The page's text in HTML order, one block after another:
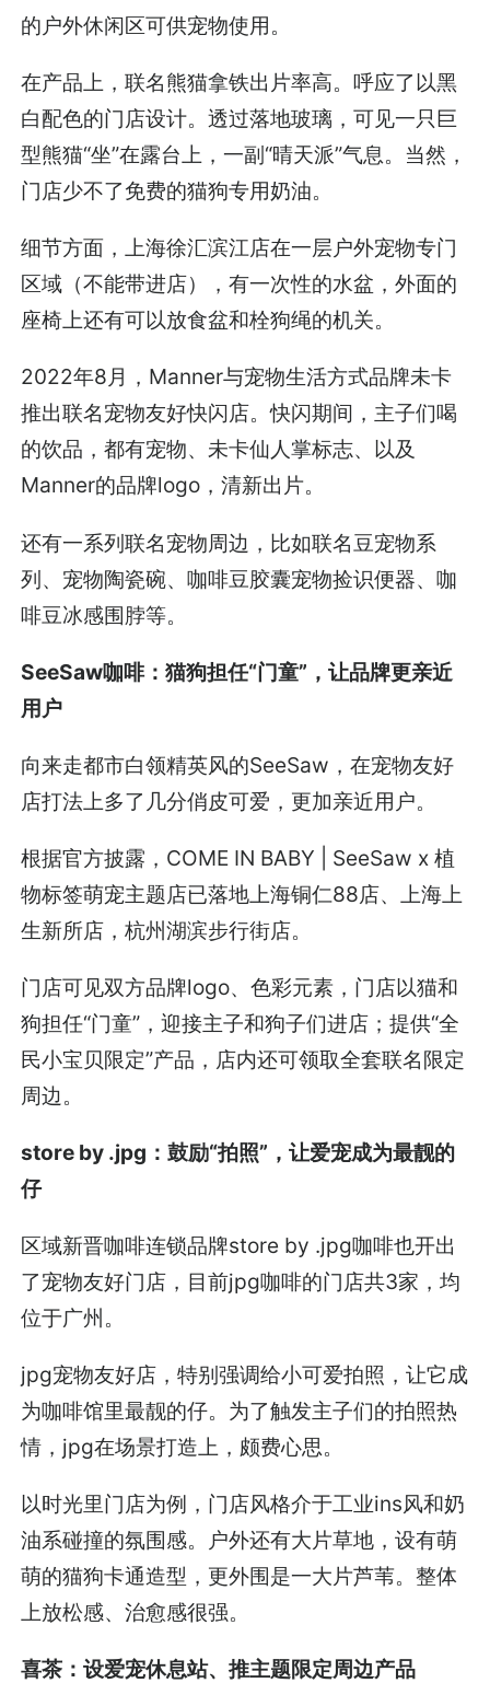
的户外休闲区可供宠物使用。
在产品上，联名熊猫拿铁出片率高。呼应了以黑
白配色的门店设计。透过落地玻璃，可见一只巨
型熊猫“坐”在露台上，一副“晴天派”气息。当然，
门店少不了免费的猫狗专用奶油。
细节方面，上海徐汇滨江店在一层户外宠物专门
区域（不能带进店），有一次性的水盆，外面的
座椅上还有可以放食盆和栓狗绳的机关。
2022年8月，Manner与宠物生活方式品牌未卡
推出联名宠物友好快闪店。快闪期间，主子们喝
的饮品，都有宠物、未卡仙人掌标志、以及
Manner的品牌logo，清新出片。
还有一系列联名宠物周边，比如联名豆宠物系
列、宠物陶瓷碗、咖啡豆胶囊宠物捡识便器、咖
啡豆冰感围脖等。
SeeSaw咖啡：猫狗担任“门童”，让品牌更亲近
用户
向来走都市白领精英风的SeeSaw，在宠物友好
店打法上多了几分俏皮可爱，更加亲近用户。
根据官方披露，COME IN BABY | SeeSaw x 植
物标签萌宠主题店已落地上海铜仁88店、上海上
生新所店，杭州湖滨步行街店。
门店可见双方品牌logo、色彩元素，门店以猫和
狗担任“门童”，迎接主子和狗子们进店；提供“全
民小宝贝限定”产品，店内还可领取全套联名限定
周边。
store by .jpg：鼓励“拍照”，让爱宠成为最靓的
仔
区域新晋咖啡连锁品牌store by .jpg咖啡也开出
了宠物友好门店，目前jpg咖啡的门店共3家，均
位于广州。
jpg宠物友好店，特别强调给小可爱拍照，让它成
为咖啡馆里最靓的仔。为了触发主子们的拍照热
情，jpg在场景打造上，颇费心思。
以时光里门店为例，门店风格介于工业ins风和奶
油系碰撞的氛围感。户外还有大片草地，设有萌
萌的猫狗卡通造型，更外围是一大片芦苇。整体
上放松感、治愈感很强。
喜茶：设爱宠休息站、推主题限定周边产品